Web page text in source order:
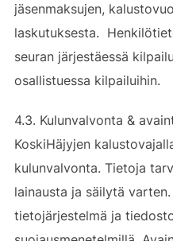
jäsenmaksujen,
laskutuksesta.
seuran järjestäessä
osallistuessa kilpailuihin.
4.3. Kulunvalvonta &
KoskiHäjyjen
kulunvalvonta. Tietoja
lainausta ja säilytä
tietojärjestelmä ja